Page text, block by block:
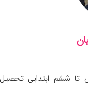
تا ششم ابتدایی تحصیل